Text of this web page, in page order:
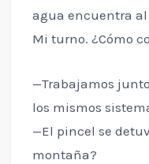
agua encuentra
Mi turno. ¿Cómo
—Trabajamos
los mismos
—El pincel se
montaña?